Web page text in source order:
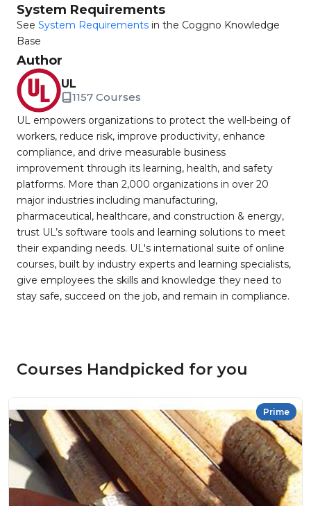
System Requirements
See System Requirements in the Coggno Knowledge
Base
Author
UL
1157 Courses
UL empowers organizations to protect the well-being of
workers, reduce risk, improve productivity, enhance
compliance, and drive measurable business
improvement through its learning, health, and safety
platforms. More than 2,000 organizations in over 20
major industries including manufacturing,
pharmaceutical, healthcare, and construction & energy,
trust UL’s software tools and learning solutions to meet
their expanding needs. UL's international suite of online
courses, built by industry experts and learning specialists,
give employees the skills and knowledge they need to
stay safe, succeed on the job, and remain in compliance.
Courses Handpicked for you
Prime